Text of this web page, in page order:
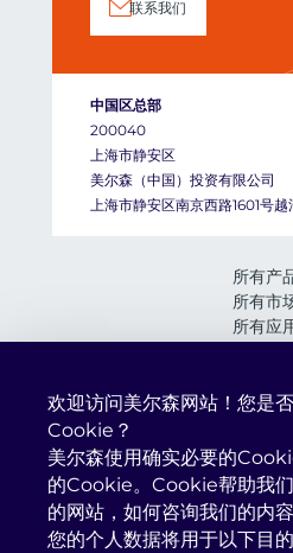
所有产
所有市
所有应
资讯与
在美尔森
联系我们
中国区总部
200040
上海市静安区
美尔森（中国）投资有限公司
上海市静安区南京西路1601号
Mersen
欢迎访问美尔森网站！您是
Cookie？
美尔森使用确实必要的
的Cookie。Cookie帮助我
的网站，如何咨询我们的内
您的个人数据将用于以下目